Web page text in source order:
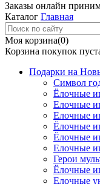
Заказы онлайн
Каталог Главная
Моя корзина(0)
Корзина покупок
Подарки на
Символ
Ёлочные
Елочные
Елочные
Ёлочные
Ёлочные
Елочные
Герои
Ёлочные
Елочные